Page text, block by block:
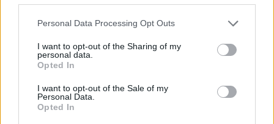
Please note that this website/app uses one or more Google
not limited to your visit or usage behaviour. You may click to
grant or deny consent to Google and its third-party tags to
use your data for below specified purposes in below Google
consent section.
Personal Data Processing Opt Outs
I want to opt-out of the Sharing of my
personal data.
Opted In
I want to opt-out of the Sale of my
Personal Data.
Opted In
Decorare la cameretta dei bambini: idee
creative e pratiche
queste idee di decorazione.
AiAdhubMedia · 28 Ott 2025